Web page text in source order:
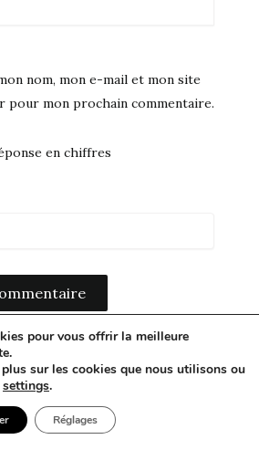
nom, mon e-mail et mon site
pour mon prochain commentaire.
en chiffres
pour vous offrir la meilleure
sur les cookies que nous utilisons ou
settings.
Réglages